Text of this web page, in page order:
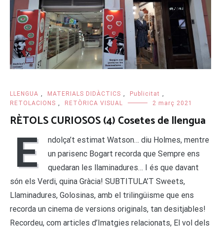
LLENGUA , MATERIALS DIDÀCTICS , Publicitat ,
RETOLACIONS , RETÒRICA VISUAL 2 març 2021
RÈTOLS CURIOSOS (4) Cosetes de llengua
E
ndolça’t estimat Watson… diu Holmes, mentre
un parisenc Bogart recorda que Sempre ens
quedaran les llaminadures… I és que davant
són els Verdi, quina Gràcia! SUBTITULA’T Sweets,
Llaminadures, Golosinas, amb el trilingüisme que ens
recorda un cinema de versions originals, tan desitjables!
Recordeu, com articles d’Imatgies relacionats, El vol dels